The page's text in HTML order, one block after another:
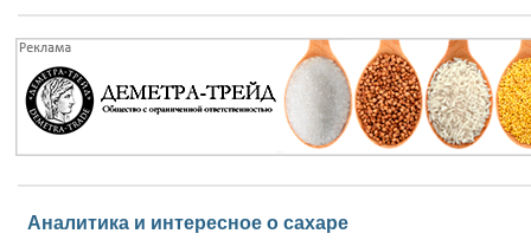
Аналитика и интересное о сахаре